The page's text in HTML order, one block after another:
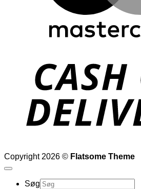
Copyright 2026 © Flatsome Theme
Søg